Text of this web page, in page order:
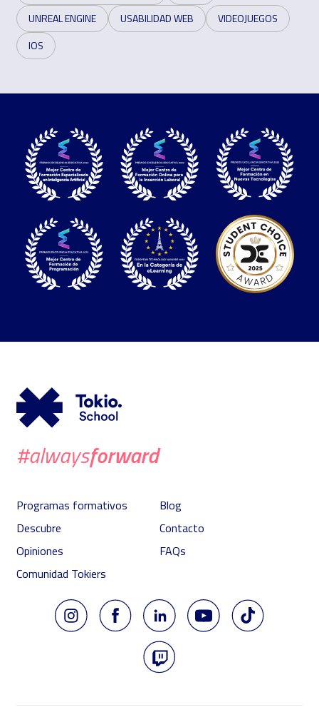
UNREAL ENGINE
USABILIDAD WEB
VIDEOJUEGOS
IOS
#alwaysforward
Programas formativos
Descubre
Opiniones
Comunidad Tokiers
Blog
Contacto
FAQs